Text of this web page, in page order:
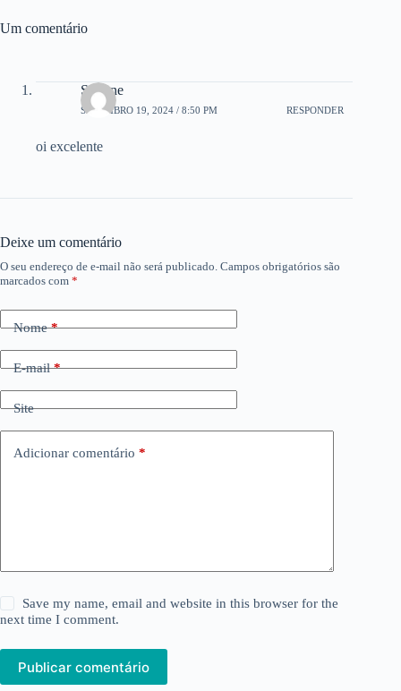
Um comentário
Simone
SETEMBRO 19, 2024 / 8:50 PM RESPONDER
oi excelente
Deixe um comentário
O seu endereço de e-mail não será publicado. Campos obrigatórios são
marcados com *
Nome*
E-mail*
Site
Adicionar comentário *
Save my name, email and website in this browser for the
next time I comment.
Publicar comentário